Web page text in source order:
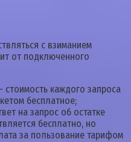
с взиманием
от подключенного
стоимость каждого запроса
бесплатное;
на запрос об остатке
бесплатно, но
за пользование тарифом